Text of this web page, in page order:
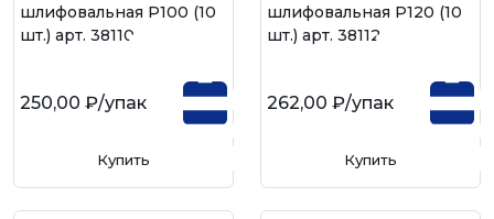
шлифовальная Р100 (10
шт.) арт. 38110
250,00 ₽/упак
Купить
шлифовальная Р120 (10
шт.) арт. 38112
262,00 ₽/упак
Купить